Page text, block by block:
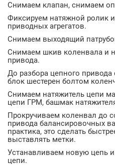
Снимаем клапан, снимаем
Фиксируем натяжной ролик
приводных агрегатов.
Снимаем выходящий
Снимаем шкив коленвала и
привода.
До разбора цепного привода
блок шестерен болтом
Снимаем натяжитель цепи
цепи ГРМ, башмак
Прокручиваем коленвал до
привода балансировочных
практика, это сделать
выставлять метки.
Устанавливаем новую цепь
цепи.